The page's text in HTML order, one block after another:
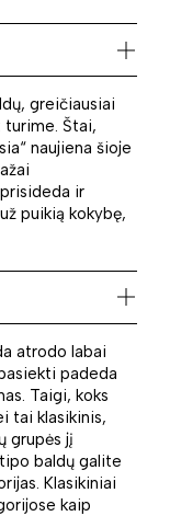
greičiausiai
turime. Štai,
naujiena šioje
ir
puikią kokybę,
atrodo labai
padeda
Taigi, koks
tai klasikinis,
grupės jį
baldų galite
Klasikiniai
kaip